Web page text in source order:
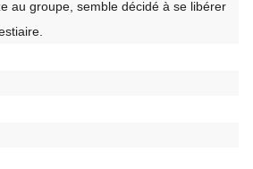
au groupe, semble décidé à se libérer